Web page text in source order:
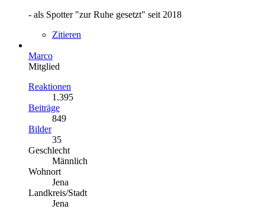
- als Spotter "zur Ruhe gesetzt" seit 2018
Zitieren
Marco
Mitglied
Reaktionen
1.395
Beiträge
849
Bilder
35
Geschlecht
Männlich
Wohnort
Jena
Landkreis/Stadt
Jena